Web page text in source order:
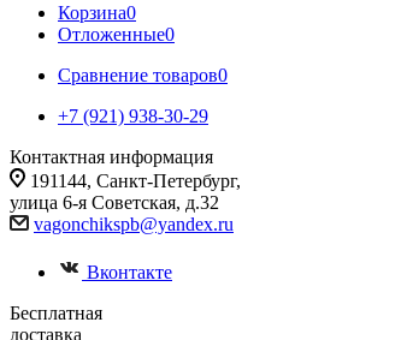
Корзина0
Отложенные0
Сравнение товаров0
+7 (921) 938-30-29
Контактная информация
191144, Санкт-Петербург,
улица 6-я Советская, д.32
vagonchikspb@yandex.ru
Вконтакте
Бесплатная
доставка